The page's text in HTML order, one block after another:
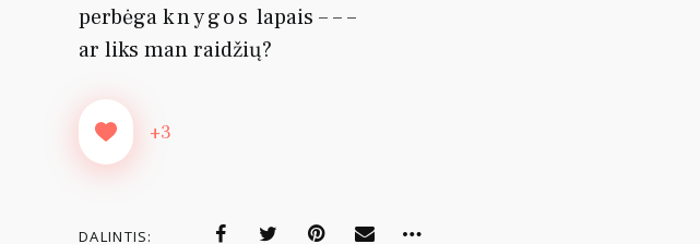
perbėgaknygos lapais – – –
ar liks man raidžių?
+3
DALINTIS: